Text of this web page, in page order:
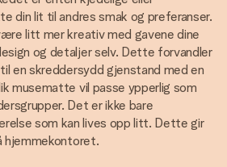
din lit til andres smak og preferanser.
litt mer kreativ med gavene dine
og detaljer selv. Dette forvandler
en skreddersydd gjenstand med en
musematte vil passe ypperlig som
Det er ikke bare
som kan lives opp litt. Dette gir
hjemmekontoret.